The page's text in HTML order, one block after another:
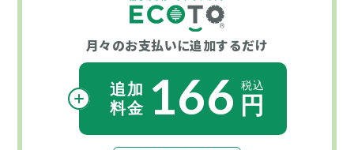
月々のお支払いに追加するだけ
166